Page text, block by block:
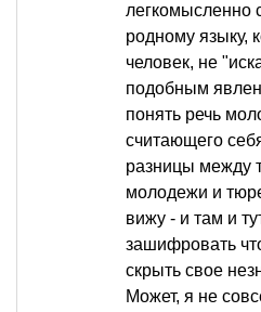
легкомысленно
родному языку,
человек, не
подобным
понять речь
считающего
разницы между
молодежи и
вижу - и там и
зашифровать
скрыть свое
Может, я не